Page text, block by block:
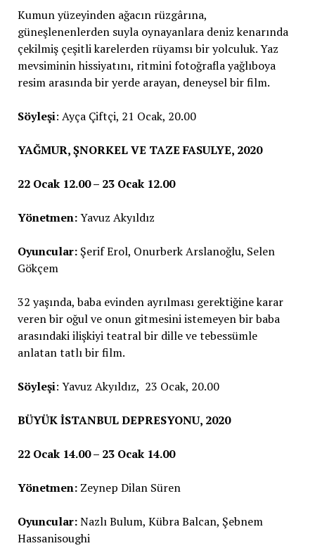
Kumun yüzeyinden ağacın rüzgârına,
güneşlenenlerden suyla oynayanlara deniz kenarında
çekilmiş çeşitli karelerden rüyamsı bir yolculuk. Yaz
mevsiminin hissiyatını, ritmini fotoğrafla yağlıboya
resim arasında bir yerde arayan, deneysel bir film.
Söyleşi: Ayça Çiftçi, 21 Ocak, 20.00
YAĞMUR, ŞNORKEL VE TAZE FASULYE, 2020
22 Ocak 12.00 – 23 Ocak 12.00
Yönetmen:Yavuz Akyıldız
Oyuncular: Şerif Erol, Onurberk Arslanoğlu, Selen
Gökçem
32 yaşında, baba evinden ayrılması gerektiğine karar
veren bir oğul ve onun gitmesini istemeyen bir baba
arasındaki ilişkiyi teatral bir dille ve tebessümle
anlatan tatlı bir film.
Söyleşi: Yavuz Akyıldız, 23 Ocak, 20.00
BÜYÜK İSTANBUL DEPRESYONU, 2020
22 Ocak 14.00 – 23 Ocak 14.00
Yönetmen: Zeynep Dilan Süren
Oyuncular:Nazlı Bulum, Kübra Balcan, Şebnem
Hassanisoughi